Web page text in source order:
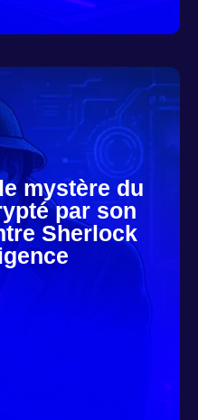
mystère du
par son
Sherlock